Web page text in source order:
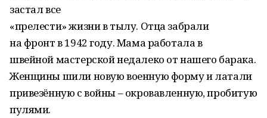
застал все
«прелести» жизни в тылу. Отца забрали
на фронт в 1942 году. Мама работала в
швейной мастерской недалеко от нашего барака.
Женщины шили новую военную форму и латали
привезённую с войны – окровавленную, пробитую
пулями.